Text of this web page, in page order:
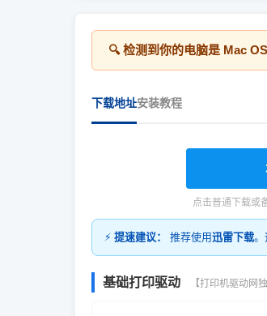
🔍 检测到你的电脑是 Mac OS
下载地址安装教程
点击普通下载或
⚡ 提速建议： 推荐使用迅雷下载。
基础打印驱动 【打印机驱动网